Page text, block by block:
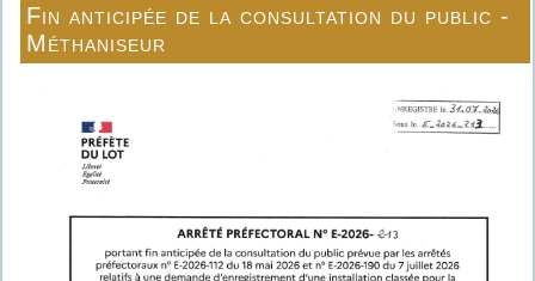
Fin anticipée de la consultation du public -
Méthaniseur